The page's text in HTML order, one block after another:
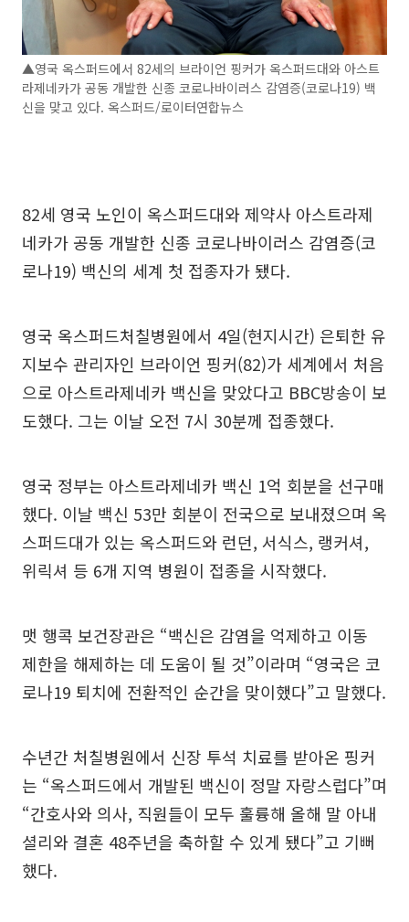
▲영국 옥스퍼드에서 82세의 브라이언 핑커가 옥스퍼드대와 아스트
라제네카가 공동 개발한 신종 코로나바이러스 감염증(코로나19) 백
신을 맞고 있다. 옥스퍼드/로이터연합뉴스
82세 영국 노인이 옥스퍼드대와 제약사 아스트라제
네카가 공동 개발한 신종 코로나바이러스 감염증(코
로나19) 백신의 세계 첫 접종자가 됐다.
영국 옥스퍼드처칠병원에서 4일(현지시간) 은퇴한 유
지보수 관리자인 브라이언 핑커(82)가 세계에서 처음
으로 아스트라제네카 백신을 맞았다고 BBC방송이 보
도했다. 그는 이날 오전 7시 30분께 접종했다.
영국 정부는 아스트라제네카 백신 1억 회분을 선구매
했다. 이날 백신 53만 회분이 전국으로 보내졌으며 옥
스퍼드대가 있는 옥스퍼드와 런던, 서식스, 랭커셔,
위릭셔 등 6개 지역 병원이 접종을 시작했다.
맷 행콕 보건장관은 “백신은 감염을 억제하고 이동
제한을 해제하는 데 도움이 될 것”이라며 “영국은 코
로나19 퇴치에 전환적인 순간을 맞이했다”고 말했다.
수년간 처칠병원에서 신장 투석 치료를 받아온 핑커
는 “옥스퍼드에서 개발된 백신이 정말 자랑스럽다”며
“간호사와 의사, 직원들이 모두 훌륭해 올해 말 아내
셜리와 결혼 48주년을 축하할 수 있게 됐다”고 기뻐
했다.